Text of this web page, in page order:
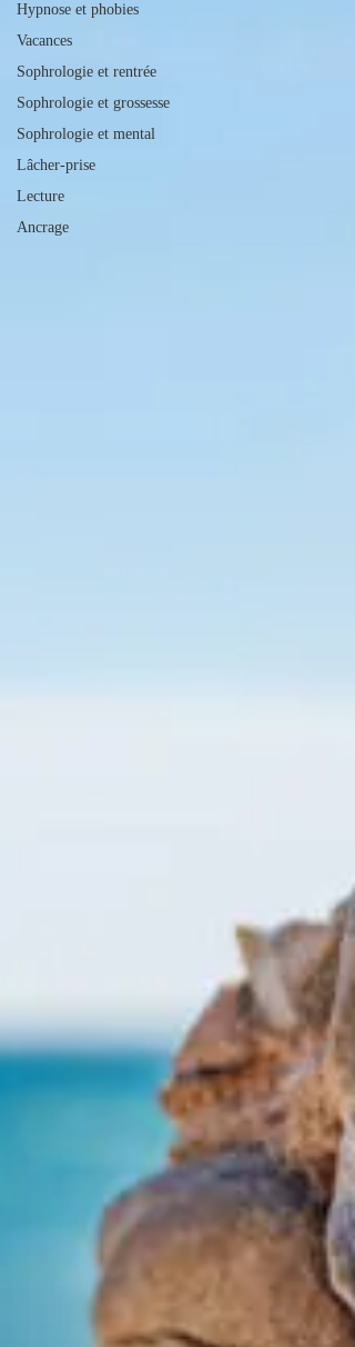
Hypnose et phobies
Vacances
Sophrologie et rentrée
Sophrologie et grossesse
Sophrologie et mental
Lâcher-prise
Lecture
Ancrage